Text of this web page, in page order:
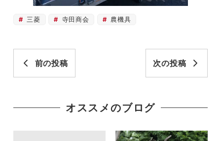
三菱 寺田商会 農機具
前の投稿 次の投稿
オススメのブログ